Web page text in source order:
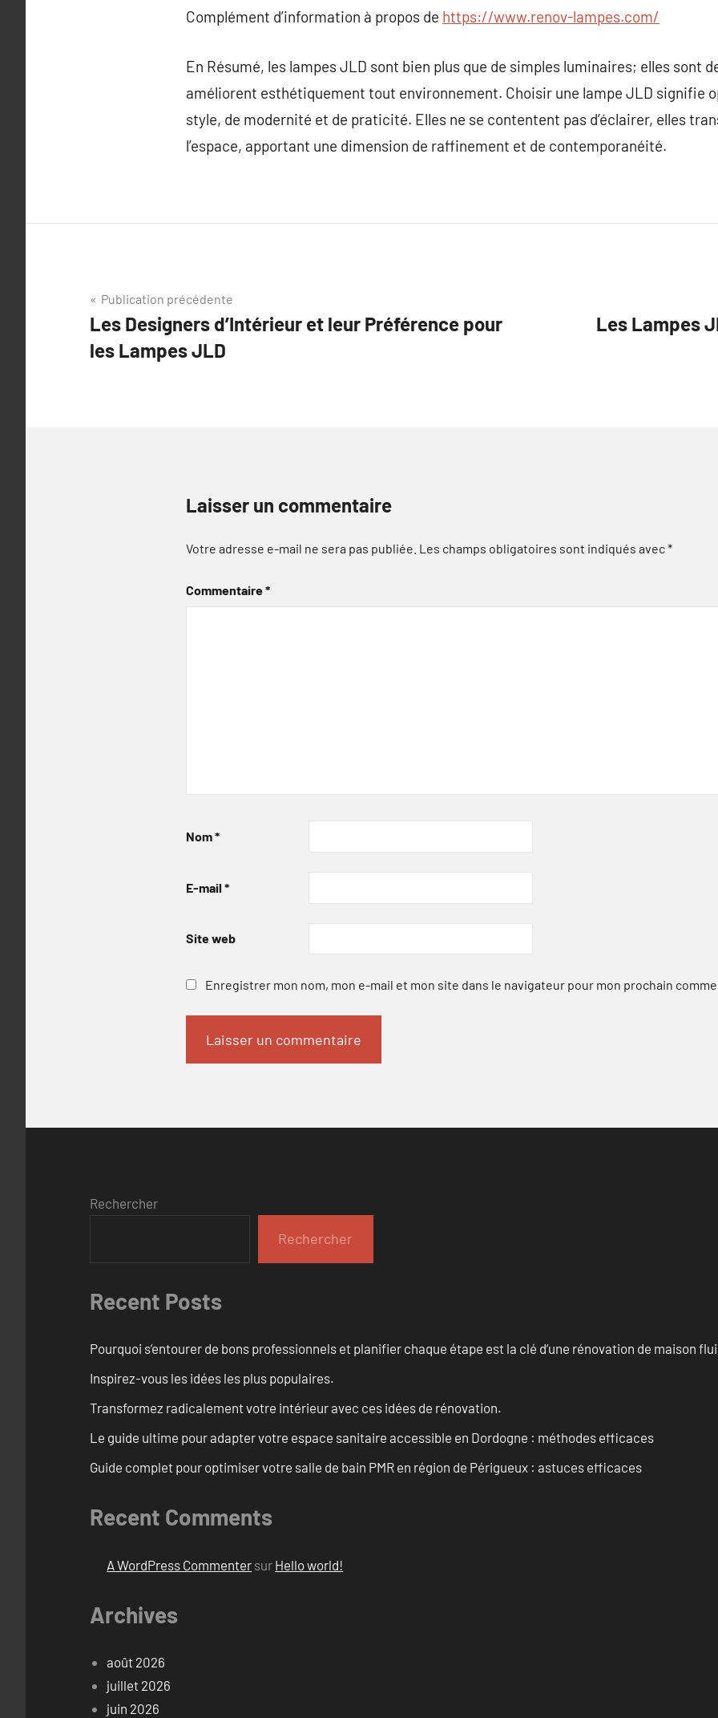
Complément d’information à propos de https://www.renov-lampes.com/
En Résumé, les lampes JLD sont bien plus que de simples luminaires; elles sont
améliorent esthétiquement tout environnement. Choisir une lampe JLD signifie
style, de modernité et de praticité. Elles ne se contentent pas d’éclairer, elles
l’espace, apportant une dimension de raffinement et de contemporanéité.
Navigation
de
l’article
Publication précédente
Les Designers d’Intérieur et leur Préférence pour
les Lampes JLD
Les Lampes
Laisser un commentaire
Votre adresse e-mail ne sera pas publiée. Les champs obligatoires sont indiqués avec*
Commentaire*
Nom*
E-mail *
Site web
Enregistrer mon nom, mon e-mail et mon site dans le navigateur pour mon prochain
Rechercher
Rechercher
Recent Posts
Pourquoi s’entourer de bons professionnels et planifier chaque étape est la clé d’une rénovation de maison
Inspirez-vous les idées les plus populaires.
Transformez radicalement votre intérieur avec ces idées de rénovation.
Le guide ultime pour adapter votre espace sanitaire accessible en Dordogne : méthodes efficaces
Guide complet pour optimiser votre salle de bain PMR en région de Périgueux : astuces efficaces
Recent Comments
A WordPress Commenter sur Hello world!
Archives
août 2026
juillet 2026
juin 2026